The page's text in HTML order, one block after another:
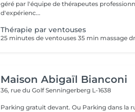
géré par l'équipe de thérapeutes
d'expérienc...
Thérapie par ventouses
Maison Abigaïl Bianconi
36, rue du GolfSenningerberg L-1638
Parking gratuit devant. Ou Parking dans la